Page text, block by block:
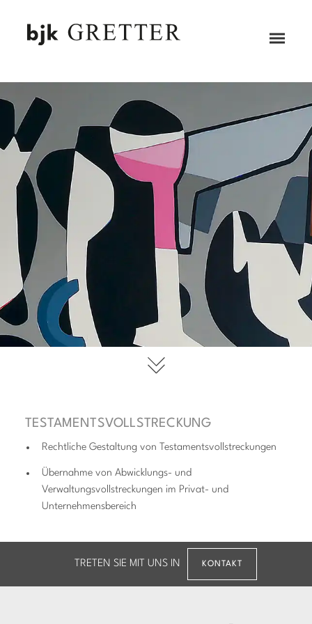
ZUM HAUPTINHALT SPRINGEN
Menü
TESTAMENTS­VOLLSTRECKUNG
Rechtliche Gestaltung von Testamentsvollstreckungen
Übernahme von Abwicklungs- und
Verwaltungsvollstreckungen im Privat- und
Unternehmensbereich
TRETEN SIE MIT UNS IN KONTAKT